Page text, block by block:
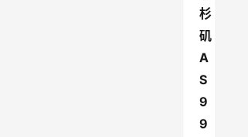
杉
矶
A
S
9
9